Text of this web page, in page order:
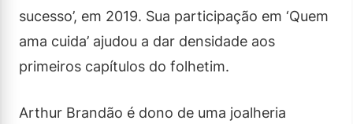
sucesso’, em 2019. Sua participação em ‘Quem
ama cuida’ ajudou a dar densidade aos
primeiros capítulos do folhetim.
Arthur Brandão é dono de uma joalheria